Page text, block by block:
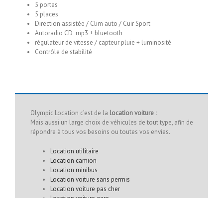
5 portes
5 places
Direction assistée / Clim auto / Cuir Sport
Autoradio CD mp3 + bluetooth
régulateur de vitesse / capteur pluie + luminosité
Contrôle de stabilité
Olympic Location c’est de la location voiture :
Mais aussi un large choix de véhicules de tout type, afin de
répondre à tous vos besoins ou toutes vos envies.
Location utilitaire
Location camion
Location minibus
Location voiture sans permis
Location voiture pas cher